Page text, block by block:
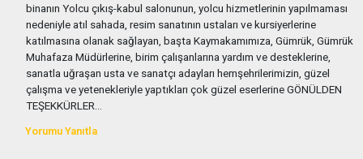
binanın Yolcu çıkış-kabul salonunun, yolcu hizmetlerinin yapılmaması
nedeniyle atıl sahada, resim sanatının ustaları ve kursiyerlerine
katılmasına olanak sağlayan, başta Kaymakamımıza, Gümrük, Gümrük
Muhafaza Müdürlerine, birim çalışanlarına yardım ve desteklerine,
sanatla uğraşan usta ve sanatçı adayları hemşehrilerimizin, güzel
çalışma ve yetenekleriyle yaptıkları çok güzel eserlerine GÖNÜLDEN
TEŞEKKÜRLER...
Yorumu Yanıtla